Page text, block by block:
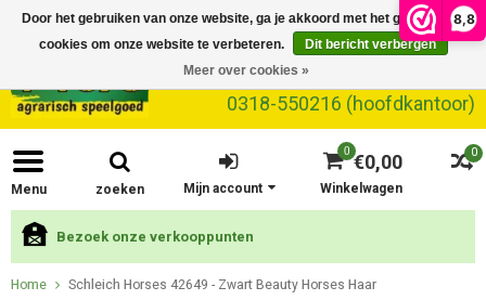
8,8
0318-550216 (hoofdkantoor)
Menu zoeken
0
0 €0,00
Winkelwagen
Mijn account
Bezoek onze verkooppunten
Home Schleich Horses 42649 - Zwart Beauty Horses Haar
Door het gebruiken van onze website, ga je akkoord met het gebruik van
cookies om onze website te verbeteren.
Dit bericht verbergen
Meer over cookies »